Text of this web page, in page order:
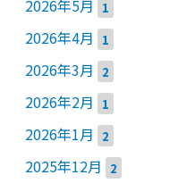
2026年5月 1
2026年4月 1
2026年3月 2
2026年2月 1
2026年1月 2
2025年12月 2